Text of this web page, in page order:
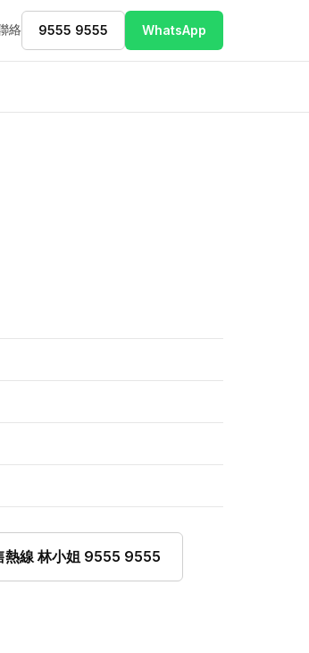
絡 9555 9555 WhatsApp
熱線 林小姐 9555 9555